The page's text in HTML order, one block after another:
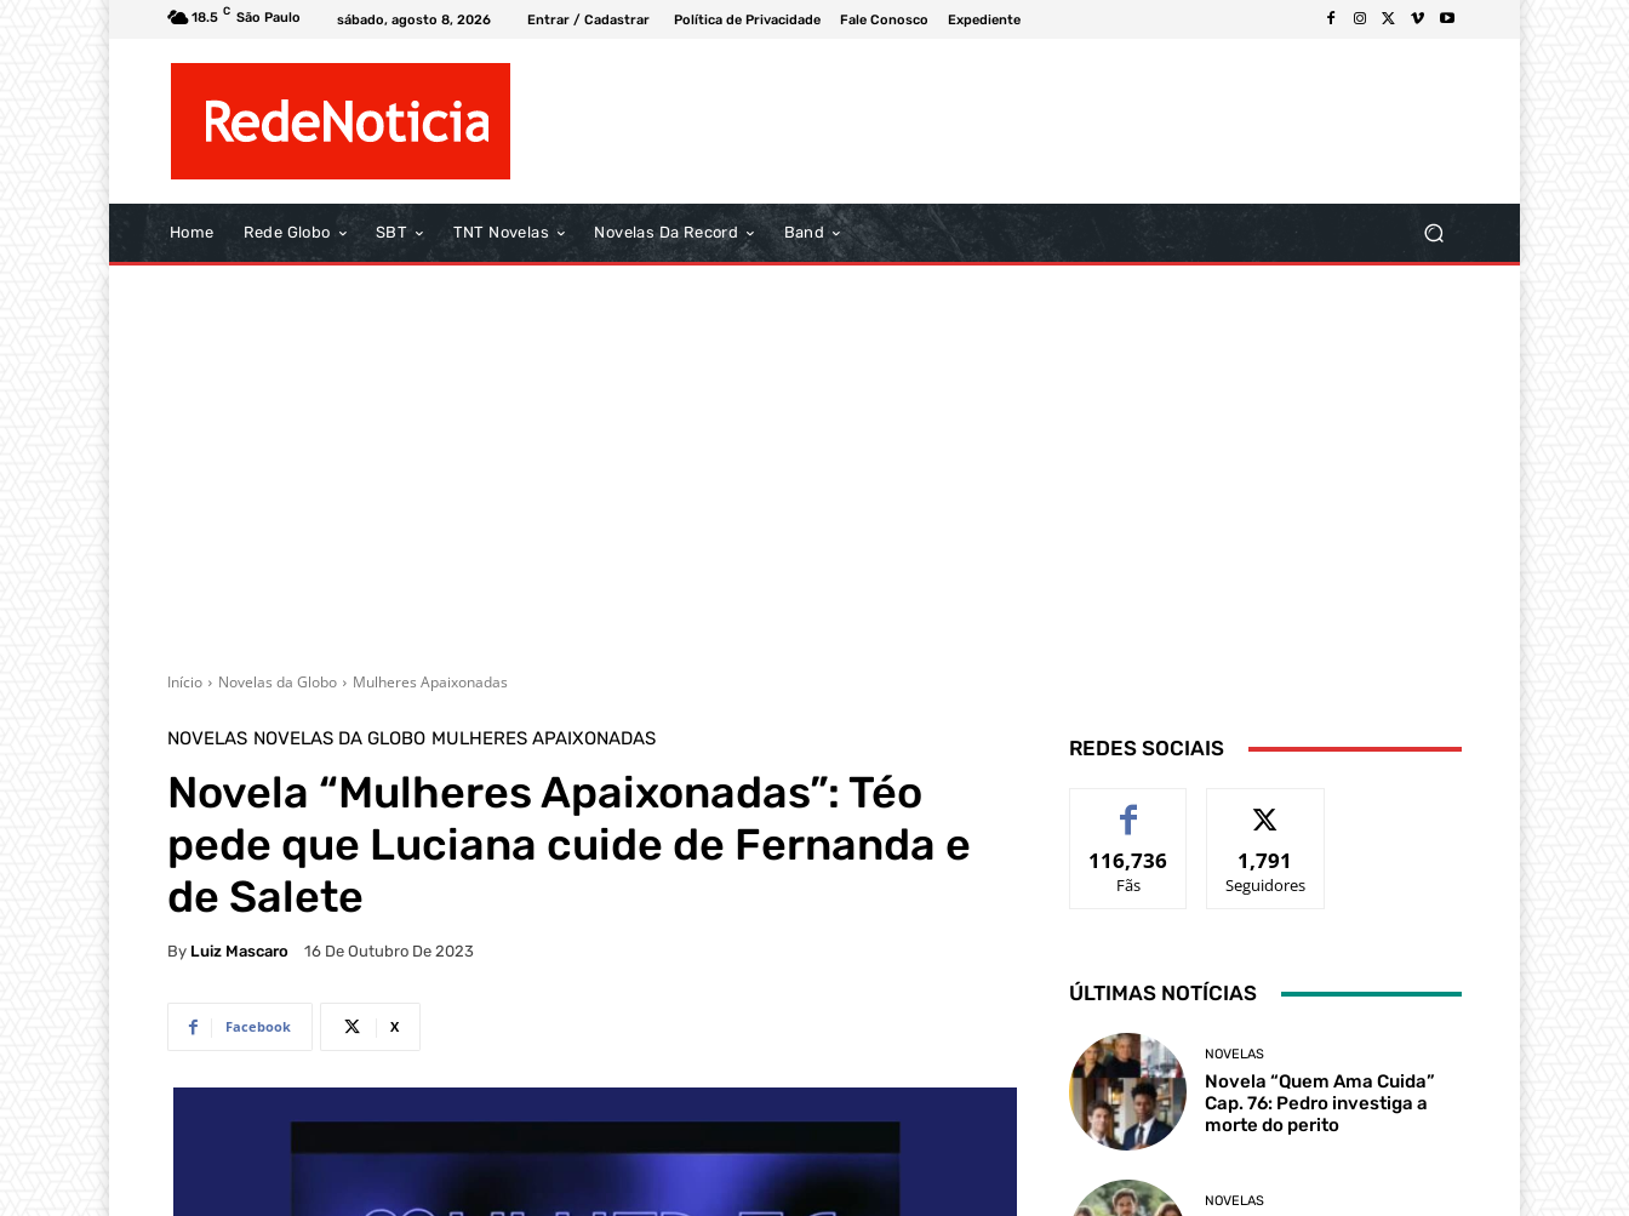
18.5 C São Paulo sábado, agosto 8, 2026 Entrar / Cadastrar Política de Privacidade Fale Conosco Expediente
Home Rede Globo SBT TNT Novelas Novelas Da Record Band
Início Novelas da Globo Mulheres Apaixonadas
NOVELAS NOVELAS DA GLOBO MULHERES APAIXONADAS
Novela “Mulheres Apaixonadas”: Téo
pede que Luciana cuide de Fernanda e
de Salete
By Luiz Mascaro 16 De Outubro De 2023
Facebook X
REDES SOCIAIS
116,736
Fãs
1,791
Seguidores
ÚLTIMAS NOTÍCIAS
NOVELAS
Novela “Quem Ama Cuida”
Cap. 76: Pedro investiga a
morte do perito
NOVELAS